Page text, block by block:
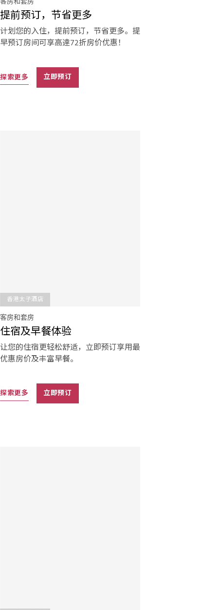
提前预订，节省更多
计划您的入住，提前预订，节省更多。提
早预订房间可享高逹72折房价优惠！
探索更多 立即预订
香港太子酒店
客房和套房
住宿及早餐体验
让您的住宿更轻松舒适，立即预订享用最
优惠房价及丰富早餐。
探索更多 立即预订